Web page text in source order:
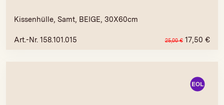
Kissenhülle, Samt, BEIGE, 30X60cm
Art.-Nr. 158.101.015 25,00€ 17,50 €